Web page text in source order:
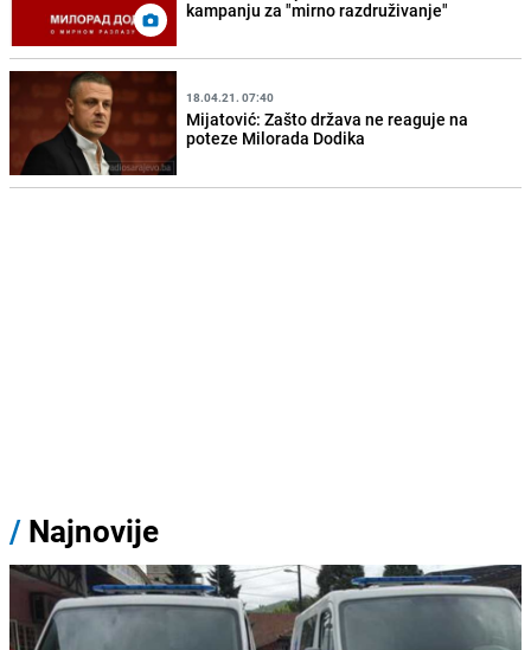
kampanju za "mirno razdruživanje"
18.04.21. 07:40
Mijatović: Zašto država ne reaguje na
poteze Milorada Dodika
/ Najnovije